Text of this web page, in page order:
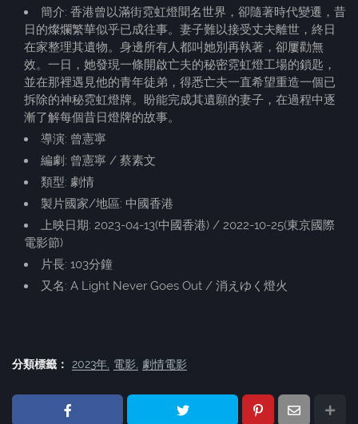
簡介: 香港曾以滿街霓虹燈聞名世界，卻隨著時代變遷，昔
日的燦爛繁華似乎已成往事。妻子難以接受丈夫離世，終日
在家整理其遺物。身邊所有人都叫她別再執著，卻屢勸無
效。一日，她發現一條開啟亡夫的秘密霓虹燈工場的鎖匙，
並在那裡遇見他的青年徒弟，得悉亡夫一直希望重造一個已
拆除的神秘霓虹燈牌。盼能完成其遺願的妻子，在過程中逐
漸了解每個昔日燈牌的故事。
導演: 曾憲寧
編劇: 曾憲寧 / 蔡素文
類型: 劇情
製片國家/地區: 中國香港
上映日期: 2023-04-13(中國香港) / 2022-10-25(東京國際
電影節)
片長: 103分鐘
又名: A Light Never Goes Out / 消えゆく燈火
分類標籤： 2023年 電影 劇情電影